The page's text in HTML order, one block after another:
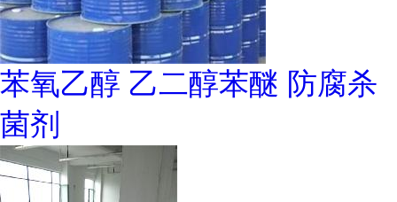
苯氧乙醇 乙二醇苯醚 防腐杀
菌剂